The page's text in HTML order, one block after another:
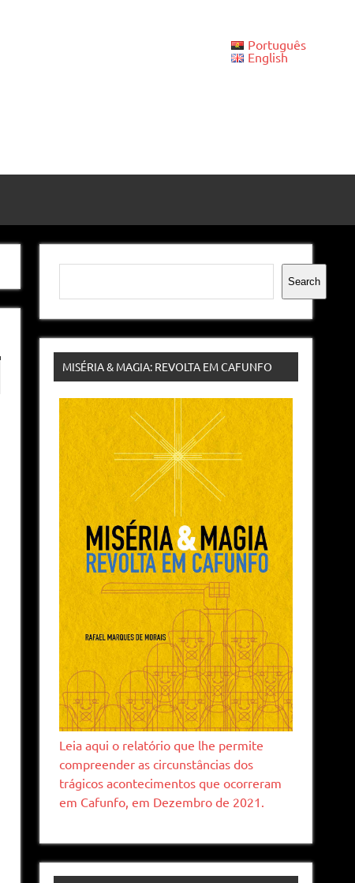
Português
English
Pesquisar
Search
MISÉRIA & MAGIA: REVOLTA EM CAFUNFO
Leia aqui o relatório que lhe permite
compreender as circunstâncias dos
trágicos acontecimentos que ocorreram
em Cafunfo, em Dezembro de 2021.